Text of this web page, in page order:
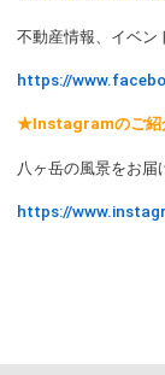
不動産情報、イベン
https://
★Instagramのご紹
八ヶ岳の風景をお届
https://